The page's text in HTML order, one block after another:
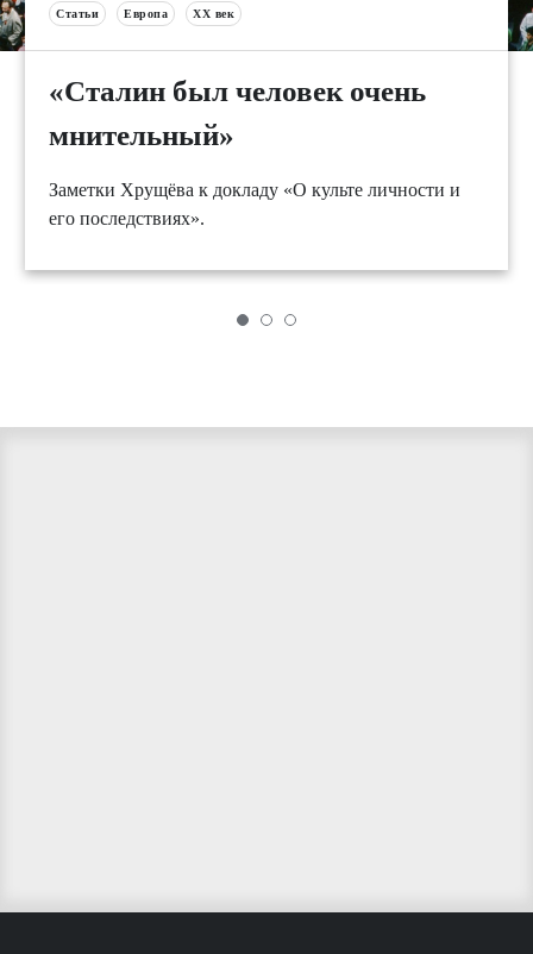
Статьи Европа XX век
«Сталин был человек очень
мнительный»
Заметки Хрущёва к докладу «О культе личности и
его последствиях».